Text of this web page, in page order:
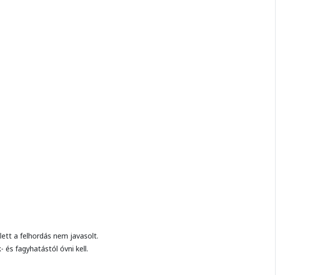
a felhordás nem javasolt.
és fagyhatástól óvni kell.